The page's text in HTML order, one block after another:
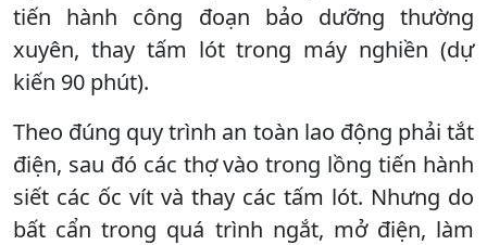
tiến hành công đoạn bảo dưỡng thường
xuyên, thay tấm lót trong máy nghiền (dự
kiến 90 phút).
Theo đúng quy trình an toàn lao động phải tắt
điện, sau đó các thợ vào trong lồng tiến hành
siết các ốc vít và thay các tấm lót. Nhưng do
bất cẩn trong quá trình ngắt, mở điện, làm